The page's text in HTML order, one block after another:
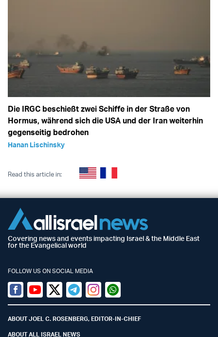
Die IRGC beschießt zwei Schiffe in der Straße von
Hormus, während sich die USA und der Iran weiterhin
gegenseitig bedrohen
Hanan Lischinsky
Read this article in:
Covering news and events impacting Israel & the Middle East
for the Evangelical world
FOLLOW US ON SOCIAL MEDIA
Facebook
YoutubeTwitter (X)
TelegramInstagramWhatsapp
ABOUT JOEL C. ROSENBERG, EDITOR-IN-CHIEF
ABOUT ALL ISRAEL NEWS